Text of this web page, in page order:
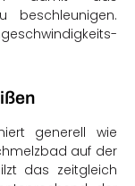
beschleunigen.
generell wie
auf der
das zeitgleich